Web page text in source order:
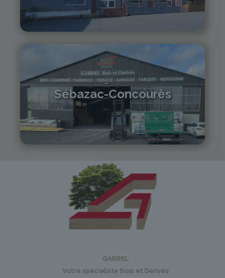
04 71 01 13 30
lepuy@gabriel-sa.fr
Sébazac-Concourès
05 81 55 83 89
monistrol@gabriel-sa.fr
GABRIEL
Votre spécialiste Bois et Dérivés